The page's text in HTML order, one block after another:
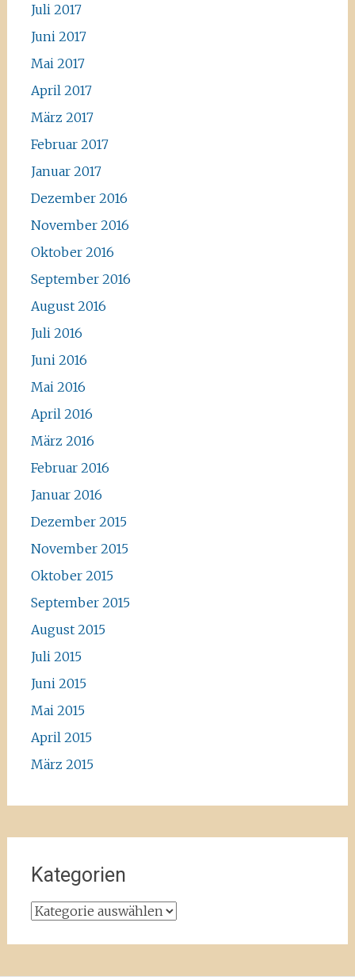
Juli 2017
Juni 2017
Mai 2017
April 2017
März 2017
Februar 2017
Januar 2017
Dezember 2016
November 2016
Oktober 2016
September 2016
August 2016
Juli 2016
Juni 2016
Mai 2016
April 2016
März 2016
Februar 2016
Januar 2016
Dezember 2015
November 2015
Oktober 2015
September 2015
August 2015
Juli 2015
Juni 2015
Mai 2015
April 2015
März 2015
Kategorien
Kategorien